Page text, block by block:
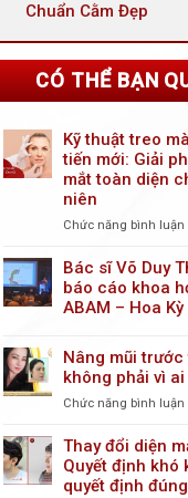
Chuẩn Cằm Đẹp
CÓ THỂ BẠN
Kỹ thuật treo
tiến mới: Giải
mắt toàn diện
niên
Chức năng bình luận
Bác sĩ Võ Duy
báo cáo khoa
ABAM – Hoa Kỳ
Nâng mũi
không phải vì
Chức năng bình luận
Thay đổi diện
Quyết định khó
quyết định